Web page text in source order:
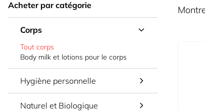
Acheter par catégorie
Corps
Tout corps
Body milk et lotions pour le corps
Hygiène personnelle
Naturel et Biologique